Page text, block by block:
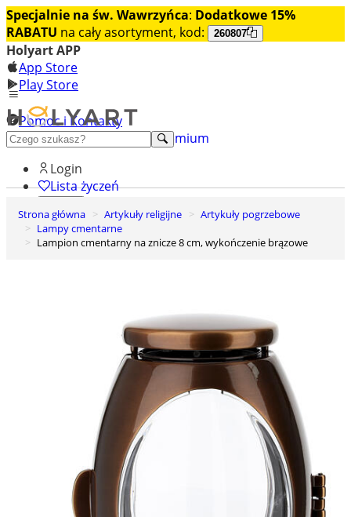
Specjalnie na św. Wawrzyńca: Dodatkowe 15%
RABATU na cały asortyment, kod: 260807
Holyart APP
App Store
Play Store
Pomoc i Kontakty
+48 222 922 860
Odkryj premium
Login
Lista życzeń
0
Koszyk
Strona główna Artykuły religijne
Artykuły pogrzebowe
Lampy cmentarne
Lampion cmentarny na znicze 8 cm, wykończenie brązowe